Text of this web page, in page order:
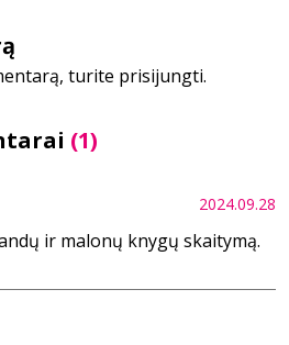
(1)
2024.09.28
ir malonų knygų skaitymą.
turite prisijungti.